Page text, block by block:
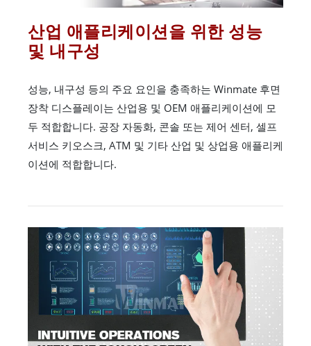
산업 애플리케이션을 위한 성능
및 내구성
성능, 내구성 등의 주요 요인을 충족하는 Winmate 후면
장착 디스플레이는 산업용 및 OEM 애플리케이션에 모
두 적합합니다. 공장 자동화, 콘솔 또는 제어 센터, 셀프
서비스 키오스크, ATM 및 기타 산업 및 상업용 애플리케
이션에 적합합니다.